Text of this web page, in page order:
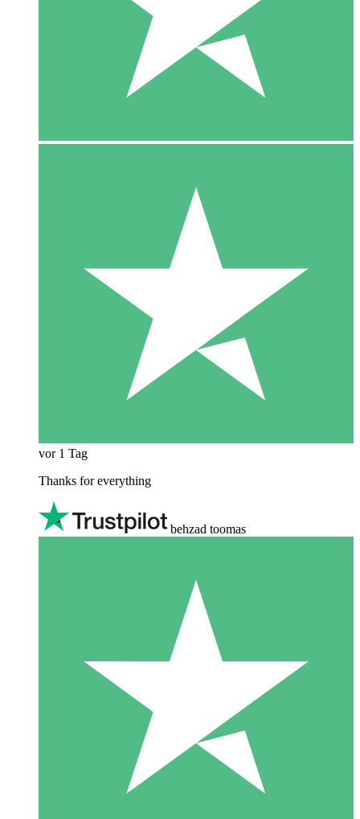
vor 1 Tag
Thanks for everything
behzad toomas